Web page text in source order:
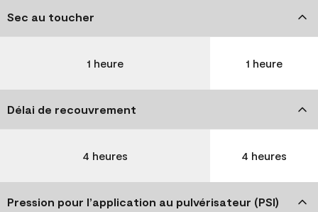
Sec au toucher
1 heure 1 heure
Délai de recouvrement
4 heures 4 heures
Pression pour l’application au pulvérisateur (PSI)